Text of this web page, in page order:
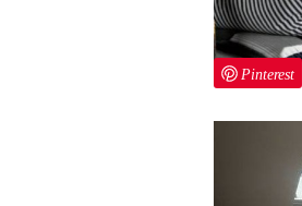
Pinterest